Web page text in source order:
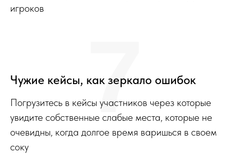
игроков
Чужие кейсы, как зеркало ошибок
Погрузитесь в кейсы участников через которые
увидите собственные слабые места, которые не
очевидны, когда долгое время варишься в своем
соку
7